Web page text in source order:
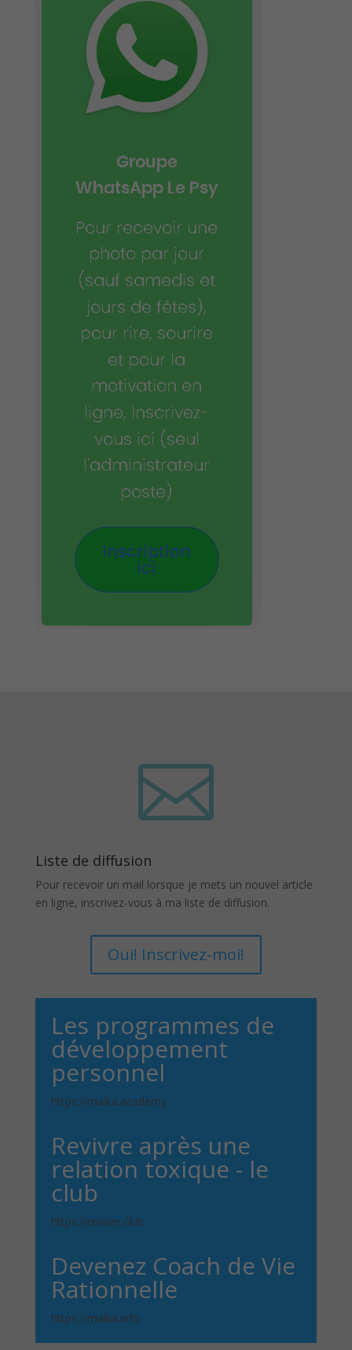

Liste de diffusion
Pour recevoir un mail lorsque je mets un nouvel article
en ligne, inscrivez-vous à ma liste de diffusion.
Oui! Inscrivez-moi!
Les programmes de
développement
personnel
https://malka.academy
Revivre après une
relation toxique - le
club
https://revivre.club
Devenez Coach de Vie
Rationnelle
https://malka.info